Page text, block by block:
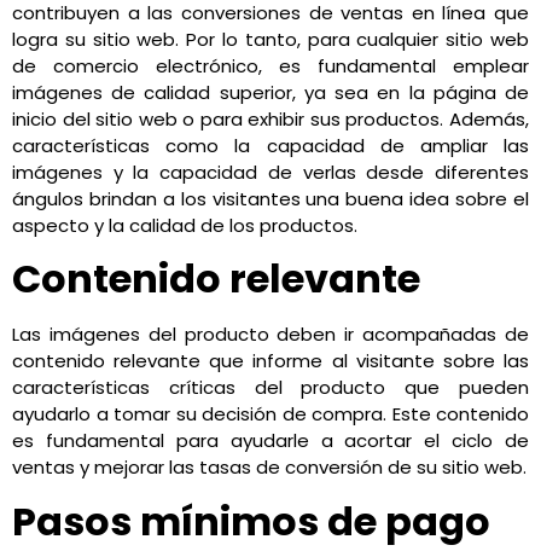
contribuyen a las conversiones de ventas en línea que
logra su sitio web. Por lo tanto, para cualquier sitio web
de comercio electrónico, es fundamental emplear
imágenes de calidad superior, ya sea en la página de
inicio del sitio web o para exhibir sus productos. Además,
características como la capacidad de ampliar las
imágenes y la capacidad de verlas desde diferentes
ángulos brindan a los visitantes una buena idea sobre el
aspecto y la calidad de los productos.
Contenido relevante
Las imágenes del producto deben ir acompañadas de
contenido relevante que informe al visitante sobre las
características críticas del producto que pueden
ayudarlo a tomar su decisión de compra. Este contenido
es fundamental para ayudarle a acortar el ciclo de
ventas y mejorar las tasas de conversión de su sitio web.
Pasos mínimos de pago